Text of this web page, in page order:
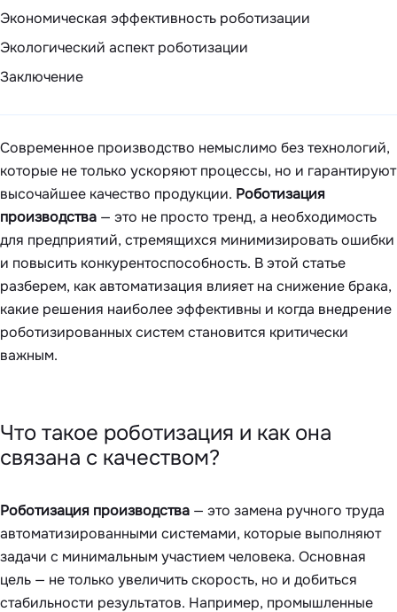
Экономическая эффективность роботизации
Экологический аспект роботизации
Заключение
Современное производство немыслимо без технологий,
которые не только ускоряют процессы, но и гарантируют
высочайшее качество продукции. Роботизация
производства — это не просто тренд, а необходимость
для предприятий, стремящихся минимизировать ошибки
и повысить конкурентоспособность. В этой статье
разберем, как автоматизация влияет на снижение брака,
какие решения наиболее эффективны и когда внедрение
роботизированных систем становится критически
важным.
Что такое роботизация и как она
связана с качеством?
Роботизация производства — это замена ручного труда
автоматизированными системами, которые выполняют
задачи с минимальным участием человека. Основная
цель — не только увеличить скорость, но и добиться
стабильности результатов. Например, промышленные